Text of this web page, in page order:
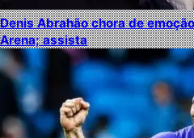
Denis Abrahão chora de
Arena; assista